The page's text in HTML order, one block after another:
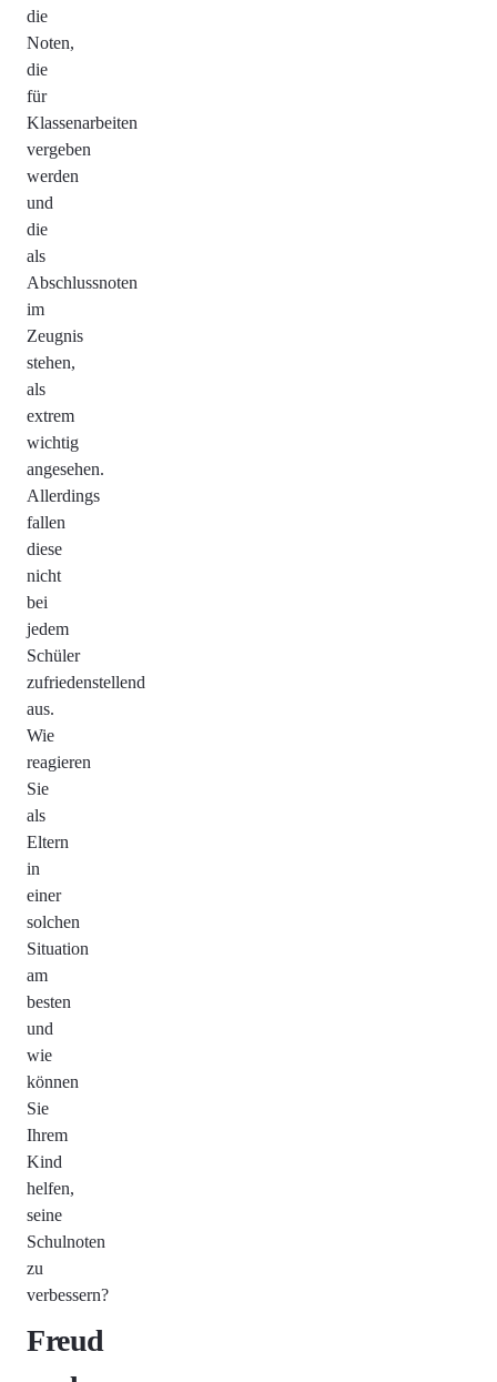
die
Noten,
die
für
Klassenarbeiten
vergeben
werden
und
die
als
Abschlussnoten
im
Zeugnis
stehen,
als
extrem
wichtig
angesehen.
Allerdings
fallen
diese
nicht
bei
jedem
Schüler
zufriedenstellend
aus.
Wie
reagieren
Sie
als
Eltern
in
einer
solchen
Situation
am
besten
und
wie
können
Sie
Ihrem
Kind
helfen,
seine
Schulnoten
zu
verbessern?
Freud